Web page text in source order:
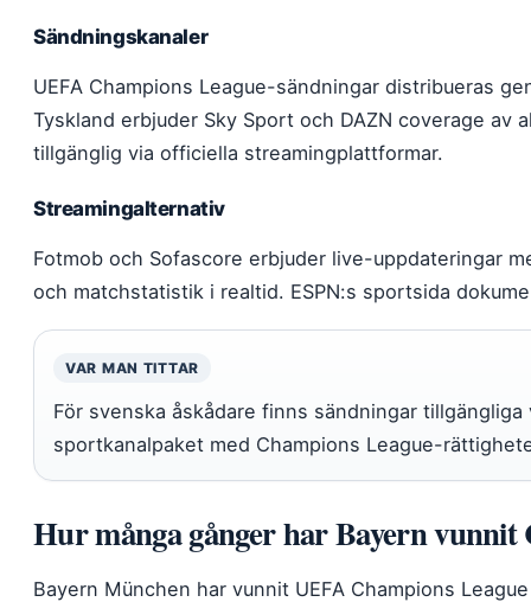
Sändningskanaler
UEFA Champions League-sändningar distribueras
Tyskland erbjuder Sky Sport och DAZN coverage av
tillgänglig via officiella streamingplattformar.
Streamingalternativ
Fotmob och Sofascore erbjuder live-uppdateringar
och matchstatistik i realtid. ESPN:s sportsida
VAR MAN TITTAR
För svenska åskådare finns sändningar
sportkanalpaket med Champions League-
Hur många gånger har Bayern vunnit
Bayern München har vunnit UEFA Champions